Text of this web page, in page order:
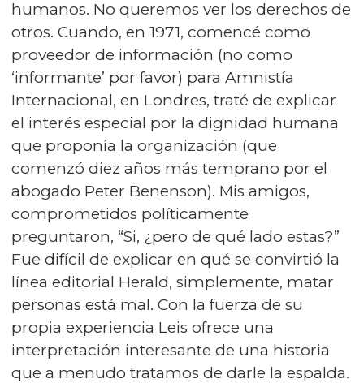
humanos. No queremos ver los derechos de
otros. Cuando, en 1971, comencé como
proveedor de información (no como
‘informante’ por favor) para Amnistía
Internacional, en Londres, traté de explicar
el interés especial por la dignidad humana
que proponía la organización (que
comenzó diez años más temprano por el
abogado Peter Benenson). Mis amigos,
comprometidos políticamente
preguntaron, “Si, ¿pero de qué lado estas?”
Fue difícil de explicar en qué se convirtió la
línea editorial Herald, simplemente, matar
personas está mal. Con la fuerza de su
propia experiencia Leis ofrece una
interpretación interesante de una historia
que a menudo tratamos de darle la espalda.